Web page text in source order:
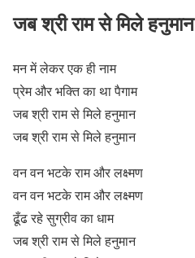
जब श्री राम से मिले हनुमान
मन में लेकर एक ही नाम
प्रेम और भक्ति का था पैगाम
जब श्री राम से मिले हनुमान
जब श्री राम से मिले हनुमान
वन वन भटके राम और लक्ष्मण
वन वन भटके राम और लक्ष्मण
ढूँढ रहे सुग्रीव का धाम
जब श्री राम से मिले हनुमान